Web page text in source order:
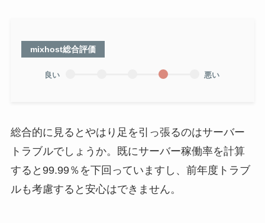
mixhost総合評価
良い 悪い
総合的に見るとやはり足を引っ張るのはサーバー
トラブルでしょうか。既にサーバー稼働率を計算
すると99.99％を下回っていますし、前年度トラブ
ルも考慮すると安心はできません。